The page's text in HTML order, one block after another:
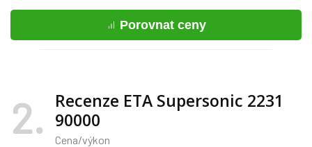
Porovnat ceny
2
Recenze ETA Supersonic 2231
90000
Cena/výkon